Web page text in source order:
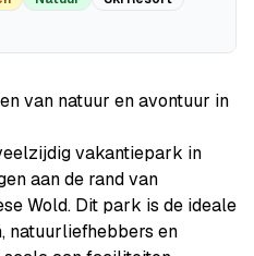
van natuur en avontuur in
vakantiepark in
aan de rand van
Wold. Dit park is de ideale
natuurliefhebbers en